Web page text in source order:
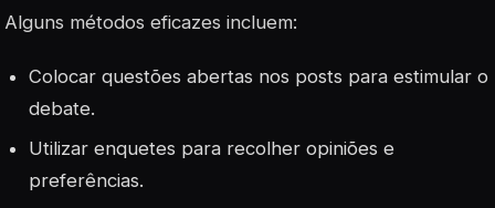
Alguns métodos eficazes incluem:
Colocar questões abertas nos posts para estimular o
debate.
Utilizar enquetes para recolher opiniões e
preferências.